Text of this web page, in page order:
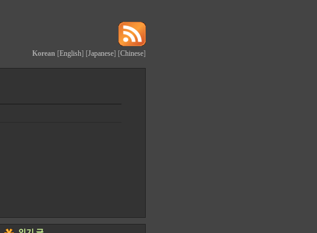
Korean [English] [Japanese] [Chinese]